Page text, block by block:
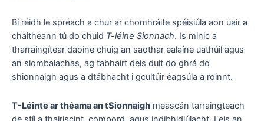
Bí réidh le spréach a chur ar chomhráite spéisiúla aon uair a
chaitheann tú do chuid T-léine Sionnach. Is minic a
tharraingítear daoine chuig an saothar ealaíne uathúil agus
an siombalachas, ag tabhairt deis duit do ghrá do
shionnaigh agus a dtábhacht i gcultúir éagsúla a roinnt.
T-Léinte ar théama an tSionnaigh meascán tarraingteach